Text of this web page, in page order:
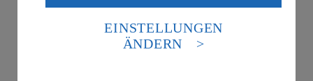
Daten in den USA verarbeitet werden. Der EuGH sieht
die USA als Land mit einem nach europäischen
Standards nicht angemessenen Datenschutzniveau an.
Es besteht das Risiko eines Zugriffs durch US-
EINSTELLUNGEN
ÄNDERN